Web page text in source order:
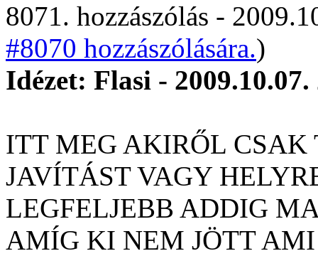
8071. hozzászólás -
#8070 hozzászólására.)
Idézet: Flasi -
ITT MEG AKIRŐL
JAVÍTÁST VAGY
LEGFELJEBB ADDIG
AMÍG KI NEM JÖTT